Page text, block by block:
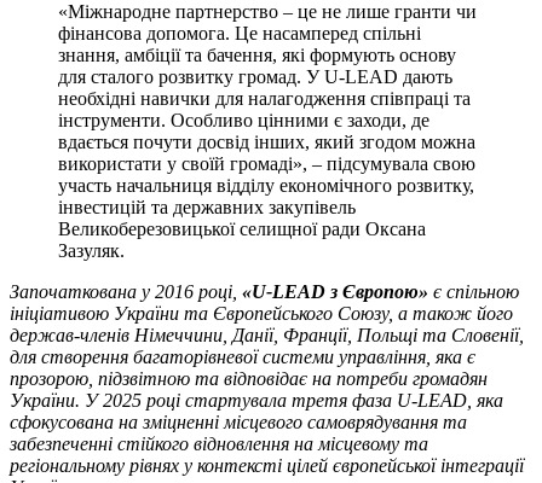
«Міжнародне партнерство – це не лише гранти чи
фінансова допомога. Це насамперед спільні
знання, амбіції та бачення, які формують основу
для сталого розвитку громад. У U-LEAD дають
необхідні навички для налагодження співпраці та
інструменти. Особливо цінними є заходи, де
вдається почути досвід інших, який згодом можна
використати у своїй громаді», – підсумувала свою
участь начальниця відділу економічного розвитку,
інвестицій та державних закупівель
Великоберезовицької селищної ради Оксана
Зазуляк.
Започаткована у 2016 році, «U-LEAD з Європою» є спільною
ініціативою України та Європейського Союзу, а також його
держав-членів Німеччини, Данії, Франції, Польщі та Словенії,
для створення багаторівневої системи управління, яка є
прозорою, підзвітною та відповідає на потреби громадян
України. У 2025 році стартувала третя фаза U-LEAD, яка
сфокусована на зміцненні місцевого самоврядування та
забезпеченні стійкого відновлення на місцевому та
регіональному рівнях у контексті цілей європейської інтеграції